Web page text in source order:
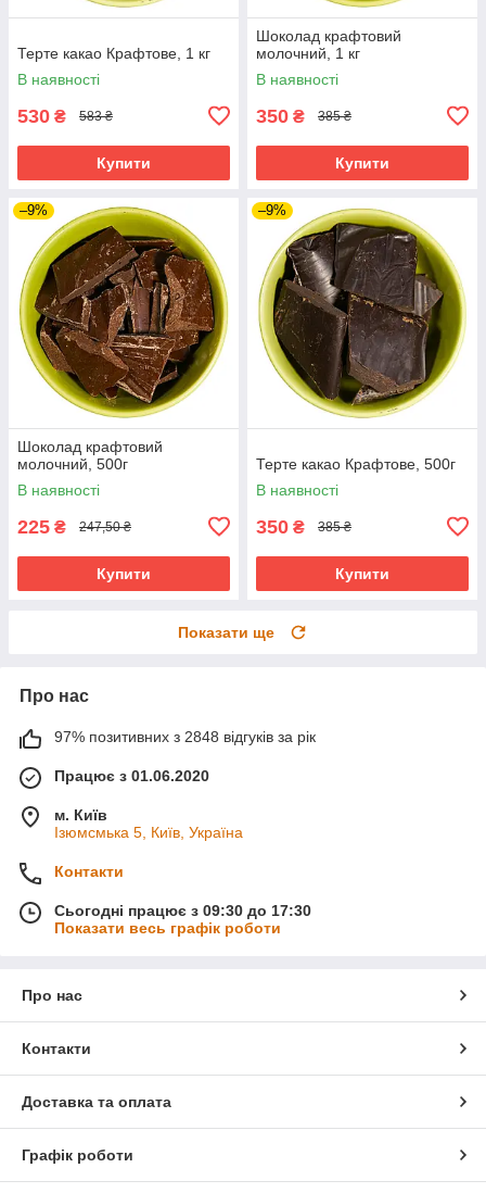
Терте какао Крафтове, 1 кг
В наявності
530 ₴ 583 ₴
Купити
Шоколад крафтовий
молочний, 1 кг
В наявності
350 ₴ 385 ₴
Купити
–9%
Шоколад крафтовий
молочний, 500г
В наявності
225 ₴ 247,50 ₴
Купити
–9%
Терте какао Крафтове, 500г
В наявності
350 ₴ 385 ₴
Купити
Показати ще
Про нас
97% позитивних з 2848 відгуків за рік
Працює з 01.06.2020
м. Київ
Ізюмсмька 5, Київ, Україна
Контакти
Сьогодні працює з 09:30 до 17:30
Показати весь графік роботи
Про нас
Контакти
Доставка та оплата
Графік роботи